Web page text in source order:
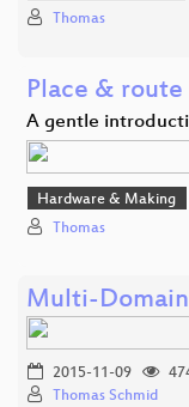
Thomas
Place &
A gentle
Hardware & Making
Thomas
Multi-
2015-11-09
Thomas Schmid